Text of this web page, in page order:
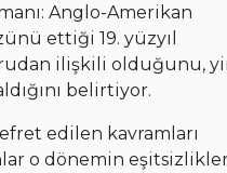
Anglo-Amerikan
ettiği 19. yüzyıl
ilişkili olduğunu,
belirtiyor.
edilen kavramları
o dönemin